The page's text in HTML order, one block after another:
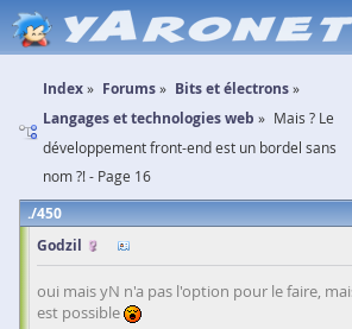
Index Forums
Bits et électrons
Langages et technologies web
Mais ? Le
développement front-end est un bordel sans
nom ?! - Page 16
450
Godzil
oui mais yN n'a pas l'option pour le faire,
est possible